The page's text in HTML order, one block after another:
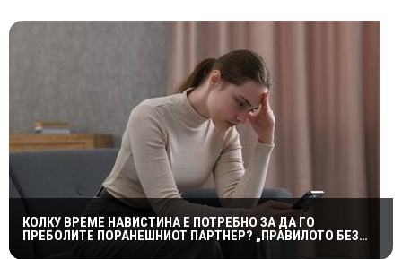
КОЛКУ ВРЕМЕ НАВИСТИНА Е ПОТРЕБНО ЗА ДА ГО
ПРЕБОЛИТЕ ПОРАНЕШНИОТ ПАРТНЕР? „ПРАВИЛОТО БЕЗ
КОНТАКТ“ НЕ Е МАГИЧНА ФОРМУЛА